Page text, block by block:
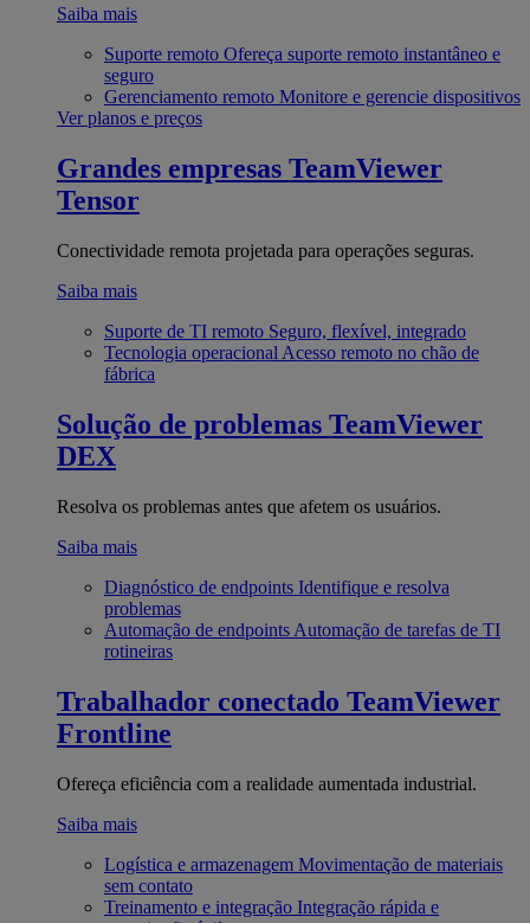
Saiba mais
Suporte remoto Ofereça suporte remoto instantâneo e
seguro
Gerenciamento remoto Monitore e gerencie dispositivos
Ver planos e preços
Grandes empresas TeamViewer
Tensor
Conectividade remota projetada para operações seguras.
Saiba mais
Suporte de TI remoto Seguro, flexível, integrado
Tecnologia operacional Acesso remoto no chão de
fábrica
Solução de problemas TeamViewer
DEX
Resolva os problemas antes que afetem os usuários.
Saiba mais
Diagnóstico de endpoints Identifique e resolva
problemas
Automação de endpoints Automação de tarefas de TI
rotineiras
Trabalhador conectado TeamViewer
Frontline
Ofereça eficiência com a realidade aumentada industrial.
Saiba mais
Logística e armazenagem Movimentação de materiais
sem contato
Treinamento e integração Integração rápida e